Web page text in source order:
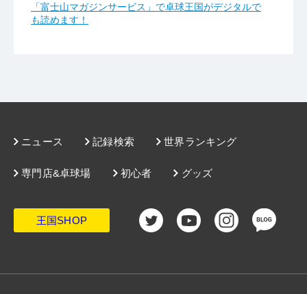
「富士山マガジンサービス」で卓球王国がデジタルで
も読めます！
ニュース 記録検索 世界ランキング
グッズ
専門店&卓球場 初心者
王国SHOP